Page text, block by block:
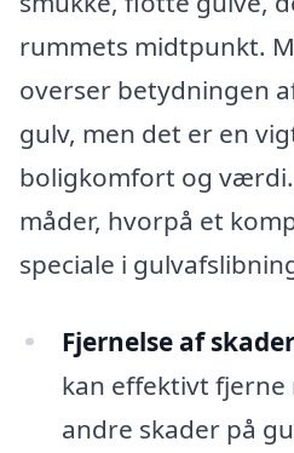
rummets midtpunkt.
overser betydningen
gulv, men det er en
boligkomfort og
måder, hvorpå et
speciale i
Fjernelse af
kan effektivt fjerne
andre skader på